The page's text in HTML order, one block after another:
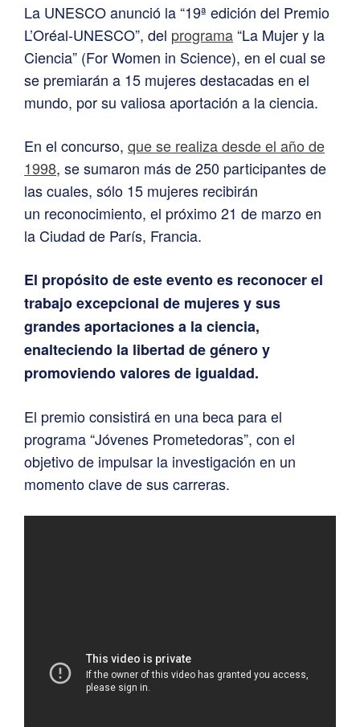
La UNESCO anunció la “19ª edición del Premio
L’Oréal-UNESCO”, del programa“La Mujer y la
Ciencia” (For Women in Science), en el cual se
se premiarán a 15 mujeres destacadas en el
mundo, por su valiosa aportación a la ciencia.
En el concurso, que se realiza desde el año de
1998, se sumaron más de 250 participantes de
las cuales, sólo 15 mujeres recibirán
un reconocimiento, el próximo 21 de marzo en
la Ciudad de París, Francia.
El propósito de este evento es reconocer el
trabajo excepcional de mujeres y sus
grandes aportaciones a la ciencia,
enalteciendo la libertad de género y
promoviendo valores de igualdad.
El premio consistirá en una beca para el
programa “Jóvenes Prometedoras”, con el
objetivo de impulsar la investigación en un
momento clave de sus carreras.